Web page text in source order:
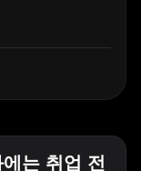
는 취업 전